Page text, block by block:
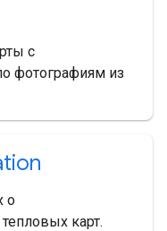
с
фотографиям из
о
карт.